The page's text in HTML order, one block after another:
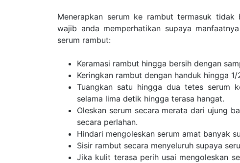
Menerapkan serum ke rambut termasuk
wajib anda memperhatikan supaya
serum rambut:
Keramasi rambut hingga bersih dengan
Keringkan rambut dengan handuk hingga
Tuangkan satu hingga dua tetes serum
selama lima detik hingga terasa hangat.
Oleskan serum secara merata dari ujung
secara perlahan.
Hindari mengoleskan serum amat banyak
Sisir rambut secara menyeluruh supaya
Jika kulit terasa perih usai mengoleskan